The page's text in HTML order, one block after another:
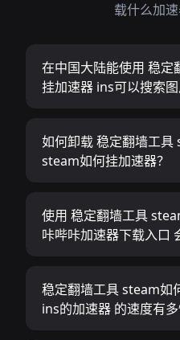
载什么加
在中国大陆能使用 稳
挂加速器 ins可以搜索图
如何卸载 稳定翻墙工
steam如何挂加速器？
使用 稳定翻墙工具
咔哔咔加速器下载入口
稳定翻墙工具 steam如
ins的加速器 的速度有多